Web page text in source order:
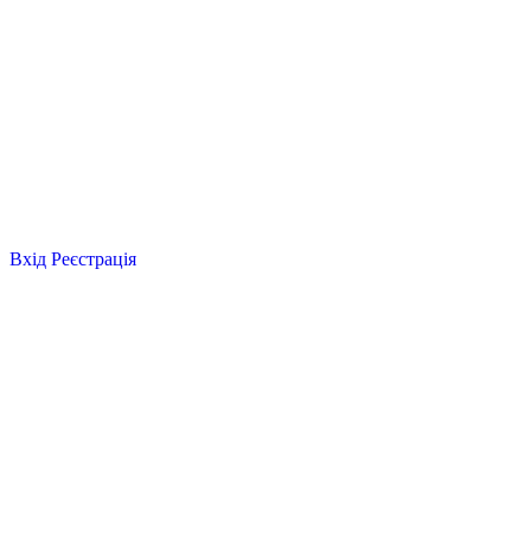
Вхід Реєстрація